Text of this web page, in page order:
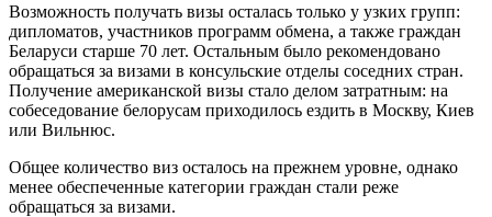
Возможность получать визы осталась только у узких групп:
дипломатов, участников программ обмена, а также граждан
Беларуси старше 70 лет. Остальным было рекомендовано
обращаться за визами в консульские отделы соседних стран.
Получение американской визы стало делом затратным: на
собеседование белорусам приходилось ездить в Москву, Киев
или Вильнюс.
Общее количество виз осталось на прежнем уровне, однако
менее обеспеченные категории граждан стали реже
обращаться за визами.